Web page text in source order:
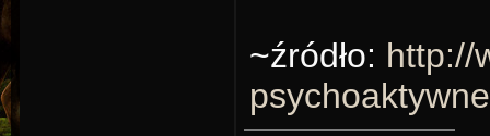
~źródło: http://